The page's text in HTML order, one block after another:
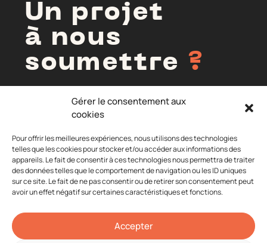
Gérer le consentement aux
cookies
Pour offrir les meilleures expériences, nous utilisons des technologies
telles que les cookies pour stocker et/ou accéder aux informations des
appareils. Le fait de consentir à ces technologies nous permettra de traiter
des données telles que le comportement de navigation ou les ID uniques
sur ce site. Le fait de ne pas consentir ou de retirer son consentement peut
avoir un effet négatif sur certaines caractéristiques et fonctions.
Accepter
Un projet
à nous
soumettre ?
CONTACTER
© 2026 La Dégaine